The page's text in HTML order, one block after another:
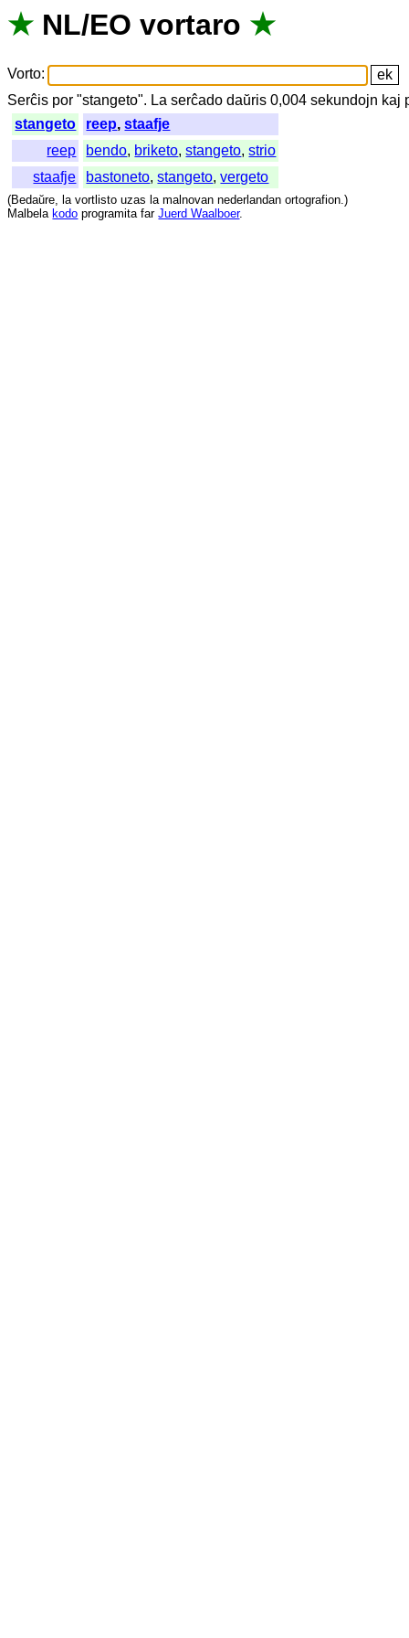
★ NL/EO vortaro ★
Vorto:
Serĉis por "stangeto". La serĉado daŭris 0,004sekundojn kaj
stangeto
reep,staafje
reep
bendo, briketo,stangeto,strio
staafje
bastoneto,stangeto,vergeto
(Bedaŭre, la vortlisto uzas la malnovan nederlandan ortografion.)
Malbela kodo programita far Juerd Waalboer.